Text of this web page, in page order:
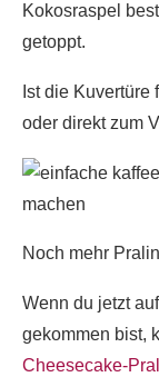
Kokosraspel
getoppt.
Ist die
oder direkt zum
Noch mehr
Wenn du jetzt
gekommen bist,
Cheesecake-